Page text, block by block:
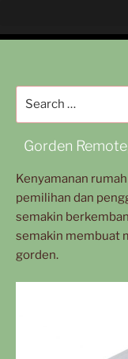
Gorden
Kenyamanan
pemilihan dan
semakin
semakin membuat
gorden.